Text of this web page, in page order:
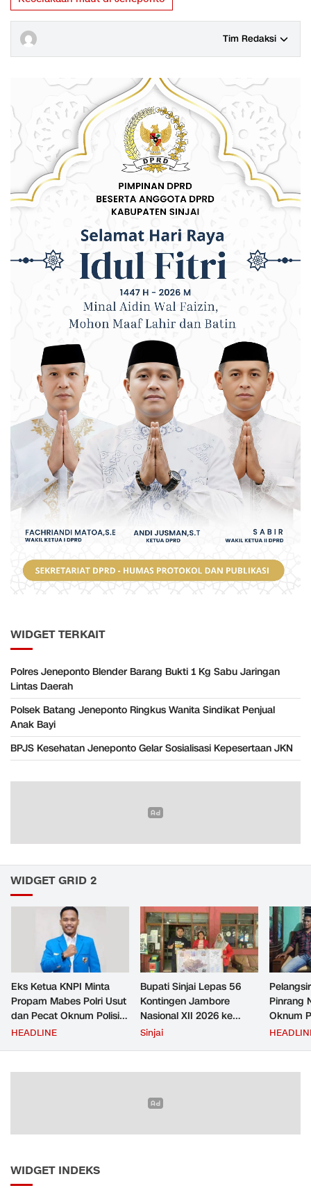
Tim Redaksi
WIDGET TERKAIT
Polres Jeneponto Blender Barang Bukti 1 Kg Sabu Jaringan
Lintas Daerah
Polsek Batang Jeneponto Ringkus Wanita Sindikat Penjual
Anak Bayi
BPJS Kesehatan Jeneponto Gelar Sosialisasi Kepesertaan JKN
WIDGET GRID 2
Eks Ketua KNPI Minta
Propam Mabes Polri Usut
dan Pecat Oknum Polisi
Beking Pelangsir Solar di
HEADLINE
Bupati Sinjai Lepas 56
Kontingen Jambore
Nasional XII 2026 ke
Cibubur
Sinjai
Pinrang
Oknum
Rp2,5
WIDGET INDEKS